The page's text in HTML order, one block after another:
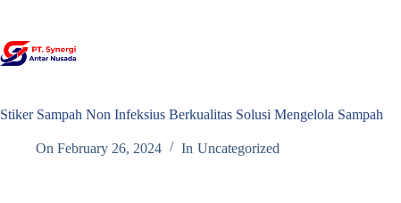
content
Stiker Sampah Non Infeksius Berkualitas Solusi Mengelola Sampah
On February 26, 2024 In Uncategorized